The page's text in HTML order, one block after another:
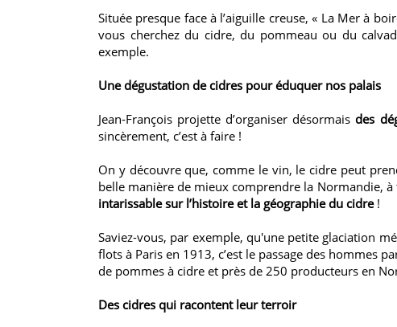
Située presque face à l’aiguille creuse, « La Mer à
vous cherchez du cidre, du pommeau ou du
exemple.
Une dégustation de cidres pour éduquer nos palais
Jean-François projette d’organiser désormaisdes
sincèrement, c’est à faire !
On y découvre que, comme le vin, le cidre peut
belle manière de mieux comprendre la Normandie, à
intarissable sur l’histoire et la géographie du cidre !
Saviez-vous, par exemple, qu'une petite glaciation
flots à Paris en 1913, c’est le passage des hommes
de pommes à cidre et près de 250 producteurs en
Des cidres qui racontent leur terroir